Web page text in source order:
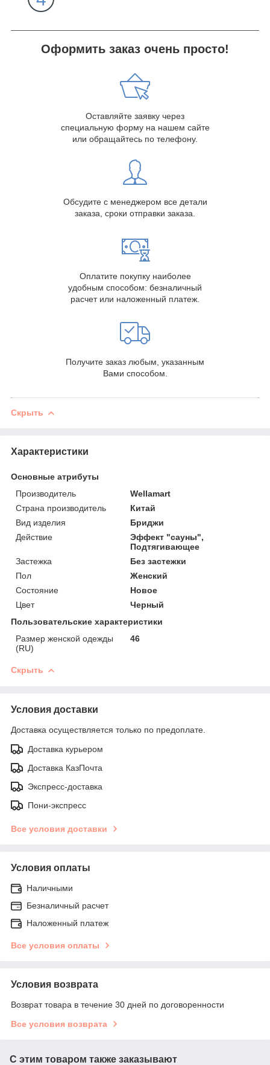
Оформить заказ очень просто!
Оставляйте заявку через
специальную форму на нашем сайте
или обращайтесь по телефону.
Обсудите с менеджером все детали
заказа, сроки отправки заказа.
Оплатите покупку наиболее
удобным способом: безналичный
расчет или наложенный платеж.
Получите заказ любым, указанным
Вами способом.
Скрыть
Характеристики
Основные атрибуты
Производитель
Wellamart
Страна производитель
Китай
Вид изделия
Бриджи
Действие
Эффект "сауны",
Подтягивающее
Застежка
Без застежки
Пол
Женский
Состояние
Новое
Цвет
Черный
Пользовательские характеристики
Размер женской одежды
(RU)
46
Скрыть
Условия доставки
Доставка осуществляется только по предоплате.
Доставка курьером
Доставка КазПочта
Экспресс-доставка
Пони-экспресс
Все условия доставки
Условия оплаты
Наличными
Безналичный расчет
Наложенный платеж
Все условия оплаты
Условия возврата
Возврат товара в течение 30 дней по договоренности
Все условия возврата
С этим товаром также заказывают